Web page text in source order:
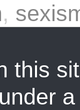
,
this